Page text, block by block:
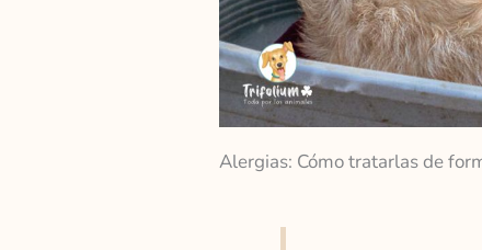
Alergias: Cómo tratarlas de